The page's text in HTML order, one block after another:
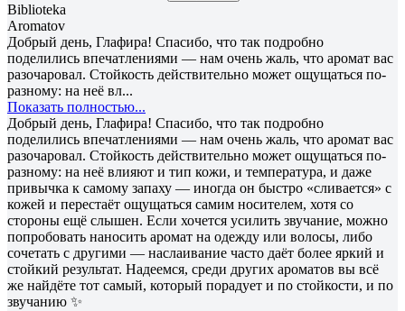
Biblioteka
Aromatov
Добрый день, Глафира! Спасибо, что так подробно
поделились впечатлениями — нам очень жаль, что аромат вас
разочаровал. Стойкость действительно может ощущаться по-
разному: на неё вл...
Показать полностью...
Добрый день, Глафира! Спасибо, что так подробно
поделились впечатлениями — нам очень жаль, что аромат вас
разочаровал. Стойкость действительно может ощущаться по-
разному: на неё влияют и тип кожи, и температура, и даже
привычка к самому запаху — иногда он быстро «сливается» с
кожей и перестаёт ощущаться самим носителем, хотя со
стороны ещё слышен. Если хочется усилить звучание, можно
попробовать наносить аромат на одежду или волосы, либо
сочетать с другими — наслаивание часто даёт более яркий и
стойкий результат. Надеемся, среди других ароматов вы всё
же найдёте тот самый, который порадует и по стойкости, и по
звучанию ✨